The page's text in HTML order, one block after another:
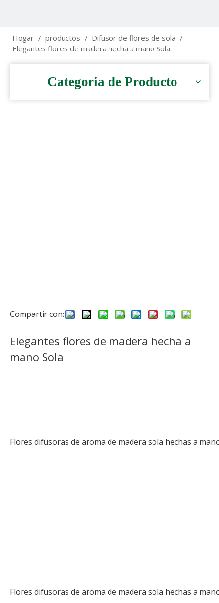
Hogar / productos / Difusor de flores de sola /
Elegantes flores de madera hecha a mano Sola
Categoria de Producto
Compartir con:
Elegantes flores de madera hecha a
mano Sola
Flores difusoras de aroma de madera sola hechas a
Flores difusoras de aroma de madera sola hechas a